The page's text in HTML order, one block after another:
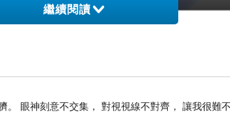
繼續閱讀
。 眼神刻意不交集， 對視視線不對齊， 讓我很難